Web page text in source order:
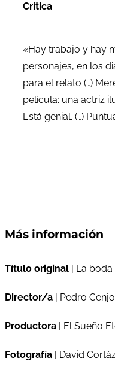
Crítica
«Hay trabajo y hay
personajes, en los
para el relato (…)
película: una actriz
Está genial. (…)
Más información
Título original | La boda
Director/a | Pedro
Productora | El Sueño
Fotografía | David